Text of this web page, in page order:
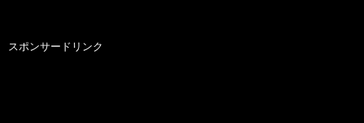
スポンサードリンク